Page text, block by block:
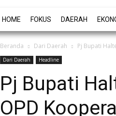
HOME FOKUS DAERAH
Beranda Dari Daerah Pj Bupati
Dari Daerah Headline
Pj Bupati
OPD